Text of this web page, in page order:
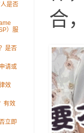
合
是否
）服
是否
请或
效
有效
立即